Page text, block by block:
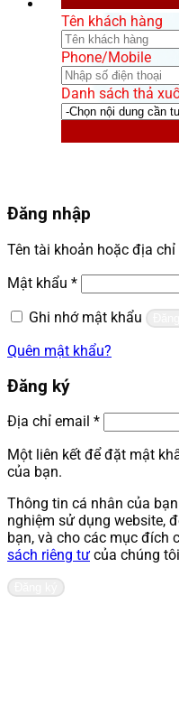
Tên khách hàng
Phone/Mobile
Danh sách thả
Đăng nhập
Tên tài khoản hoặc địa chỉ
Mật khẩu *Bắt
buộc
Ghi nhớ mật khẩu
Quên mật khẩu?
Đăng ký
Địa chỉ email *Bắt
Một liên kết để đặt mật
của bạn.
Thông tin cá nhân của
nghiệm sử dụng website,
bạn, và cho các mục đích
sách riêng tư của chúng